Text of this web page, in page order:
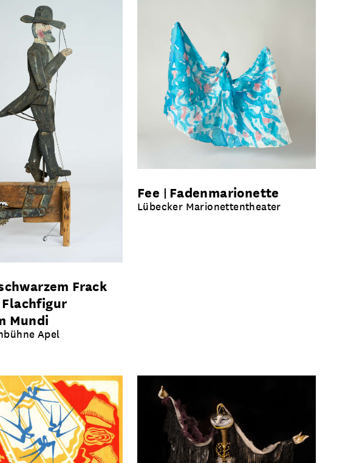
Frack
Flachfigur
Mundi
Apel
Fee Fadenmarionette
Lübecker Marionettentheater